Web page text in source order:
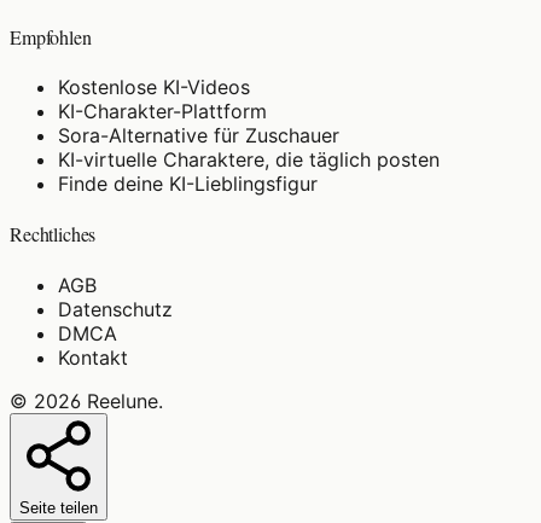
Empfohlen
Kostenlose KI-Videos
KI-Charakter-Plattform
Sora-Alternative für Zuschauer
KI-virtuelle Charaktere, die täglich posten
Finde deine KI-Lieblingsfigur
Rechtliches
AGB
Datenschutz
DMCA
Kontakt
© 2026 Reelune.
Seite teilen